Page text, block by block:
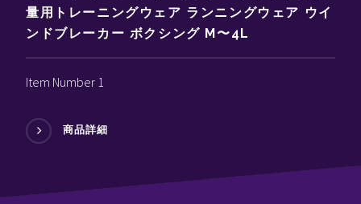
量用トレーニングウェア ランニングウェア ウイ
ンドブレーカー ボクシング M〜4L
Item Number 1
商品詳細